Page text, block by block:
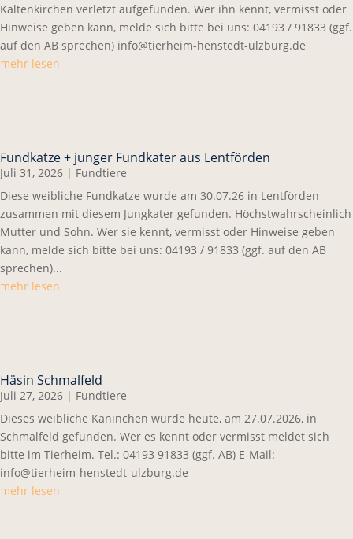
Kaltenkirchen verletzt aufgefunden. Wer ihn kennt, vermisst oder
Hinweise geben kann, melde sich bitte bei uns: 04193 / 91833 (ggf.
auf den AB sprechen) info@tierheim-henstedt-ulzburg.de
mehr lesen
Fundkatze + junger Fundkater aus Lentförden
Juli 31, 2026 | Fundtiere
Diese weibliche Fundkatze wurde am 30.07.26 in Lentförden
zusammen mit diesem Jungkater gefunden. Höchstwahrscheinlich
Mutter und Sohn. Wer sie kennt, vermisst oder Hinweise geben
kann, melde sich bitte bei uns: 04193 / 91833 (ggf. auf den AB
sprechen)...
mehr lesen
Häsin Schmalfeld
Juli 27, 2026 | Fundtiere
Dieses weibliche Kaninchen wurde heute, am 27.07.2026, in
Schmalfeld gefunden. Wer es kennt oder vermisst meldet sich
bitte im Tierheim. Tel.: 04193 91833 (ggf. AB) E-Mail:
info@tierheim-henstedt-ulzburg.de
mehr lesen